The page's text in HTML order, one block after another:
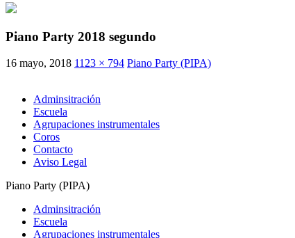
Piano Party 2018 segundo
16 mayo, 2018 1123 × 794 Piano Party (PIPA)
Adminsitración
Escuela
Agrupaciones instrumentales
Coros
Contacto
Aviso Legal
Piano Party (PIPA)
Adminsitración
Escuela
Agrupaciones instrumentales